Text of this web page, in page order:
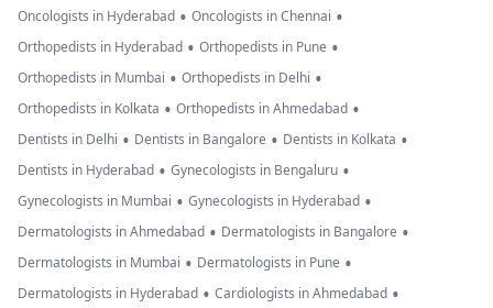
Oncologists in Hyderabad • Oncologists in Chennai •
Orthopedists in Hyderabad • Orthopedists in Pune •
Orthopedists in Mumbai • Orthopedists in Delhi •
Orthopedists in Kolkata • Orthopedists in Ahmedabad •
Dentists in Delhi • Dentists in Bangalore • Dentists in Kolkata •
Dentists in Hyderabad • Gynecologists in Bengaluru •
Gynecologists in Mumbai • Gynecologists in Hyderabad •
Dermatologists in Ahmedabad • Dermatologists in Bangalore •
Dermatologists in Mumbai • Dermatologists in Pune •
Dermatologists in Hyderabad • Cardiologists in Ahmedabad •